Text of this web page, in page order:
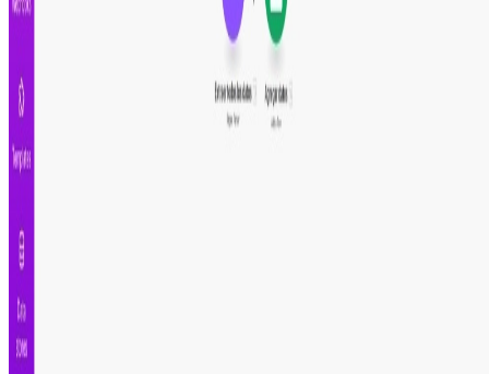
CATÁLOGO
BLOGSOBRE
FRANCISCO
ENVIAR FEEDBACK
Descargo de responsabilidad:
oficial de
Importante:
Términos y condiciones